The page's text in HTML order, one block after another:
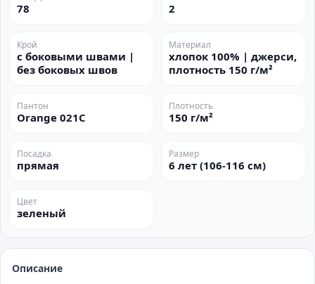
78 2
Крой
с боковыми швами |
без боковых швов
Материал
хлопок 100% | джерси,
плотность 150 г/м²
Пантон
Orange 021C
Плотность
150 г/м²
Посадка
прямая
Размер
6 лет (106-116 см)
Цвет
зеленый
Описание